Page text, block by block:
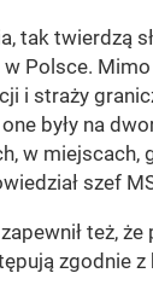
tak twierdzą
Polsce.
i straży
były na
w miejscach,
szef
też,
zgodnie z